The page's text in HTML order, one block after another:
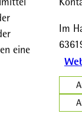
eine
Im